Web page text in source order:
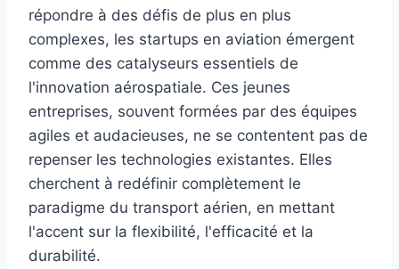
répondre à des défis de plus en plus
complexes, les startups en aviation émergent
comme des catalyseurs essentiels de
l'innovation aérospatiale. Ces jeunes
entreprises, souvent formées par des équipes
agiles et audacieuses, ne se contentent pas de
repenser les technologies existantes. Elles
cherchent à redéfinir complètement le
paradigme du transport aérien, en mettant
l'accent sur la flexibilité, l'efficacité et la
durabilité.